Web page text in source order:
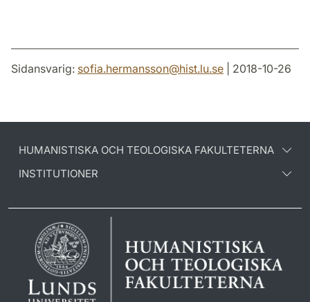
Sidansvarig: sofia.hermansson@hist.lu.se | 2018-10-26
HUMANISTISKA OCH TEOLOGISKA FAKULTETERNA
INSTITUTIONER